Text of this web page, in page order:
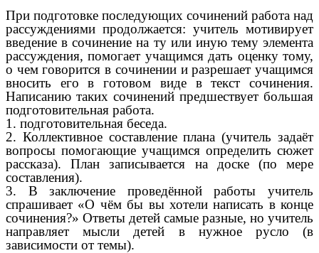
При подготовке последующих сочинений работа над
рассуждениями продолжается: учитель мотивирует
введение в сочинение на ту или иную тему элемента
рассуждения, помогает учащимся дать оценку тому,
о чем говорится в сочинении и разрешает учащимся
вносить его в готовом виде в текст сочинения.
Написанию таких сочинений предшествует большая
подготовительная работа.
1. подготовительная беседа.
2. Коллективное составление плана (учитель задаёт
вопросы помогающие учащимся определить сюжет
рассказа). План записывается на доске (по мере
составления).
3. В заключение проведённой работы учитель
спрашивает «О чём бы вы хотели написать в конце
сочинения?» Ответы детей самые разные, но учитель
направляет мысли детей в нужное русло (в
зависимости от темы).